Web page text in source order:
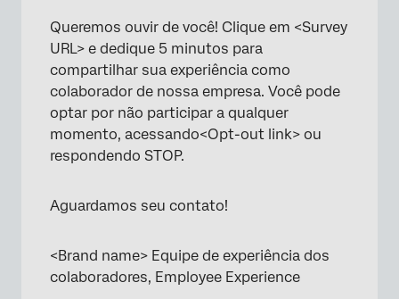
Queremos ouvir de você! Clique em <Survey
URL> e dedique 5 minutos para
compartilhar sua experiência como
colaborador de nossa empresa. Você pode
optar por não participar a qualquer
momento, acessando<Opt-out link> ou
respondendo STOP.
Aguardamos seu contato!
<Brand name> Equipe de experiência dos
colaboradores, Employee Experience